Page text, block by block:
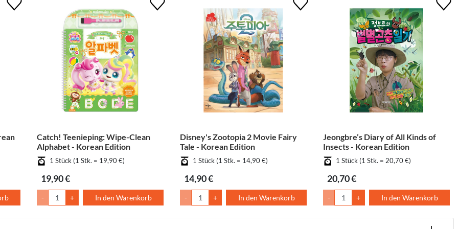
Catch! Teenieping: Wipe-Clean
Alphabet - Korean Edition
1 Stück (1 Stk. = 19,90 €)
19,90 €
- + In den Warenkorb
Disney's Zootopia 2 Movie Fairy
Tale - Korean Edition
1 Stück (1 Stk. = 14,90 €)
14,90 €
- + In den Warenkorb
Jeongbre’s Diary of All Kinds of
Insects - Korean Edition
1 Stück (1 Stk. = 20,70 €)
20,70 €
- + In den Warenkorb